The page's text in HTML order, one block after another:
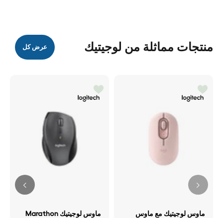
منتجات مماثلة من لوجيتيك عرض كل
ماوس لوجيتيك مع ماوس
ماوس لوجيتيك Marathon